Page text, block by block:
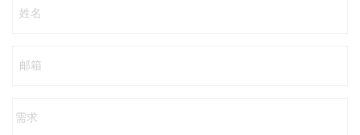
姓名
邮箱
需求